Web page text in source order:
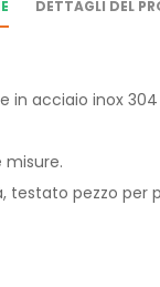
DETTAGLI DEL
in acciaio inox
misure.
testato pezzo per